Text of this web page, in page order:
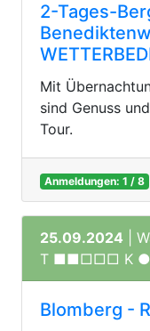
2-Tages-
Mit
sind Genuss
Tour.
Anmeldungen: 1 / 8
25.09.2024 |
T ■■□□□ K
Blomberg -